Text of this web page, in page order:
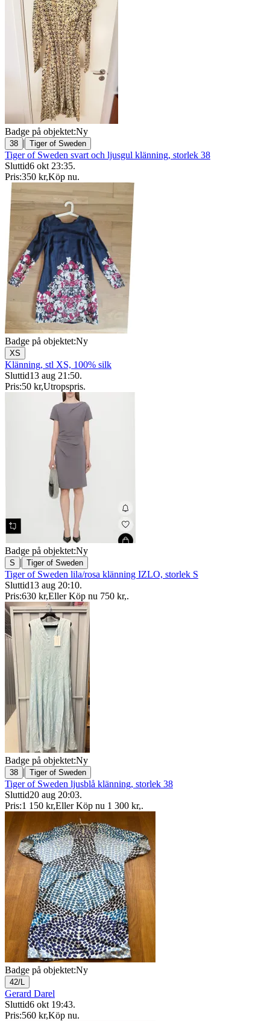
Badge på objektet:Ny
38 | Tiger of Sweden
Tiger of Sweden svart och ljusgul klänning, storlek 38
Sluttid6 okt 23:35.
Pris:350 kr,Köp nu.
Badge på objektet:Ny
XS
Klänning, stl XS, 100% silk
Sluttid13 aug 21:50.
Pris:50 kr,Utropspris.
Badge på objektet:Ny
S | Tiger of Sweden
Tiger of Sweden lila/rosa klänning IZLO, storlek S
Sluttid13 aug 20:10.
Pris:630 kr,Eller Köp nu 750 kr,.
Badge på objektet:Ny
38 | Tiger of Sweden
Tiger of Sweden ljusblå klänning, storlek 38
Sluttid20 aug 20:03.
Pris:1 150 kr,Eller Köp nu 1 300 kr,.
Badge på objektet:Ny
42/L
Gerard Darel
Sluttid6 okt 19:43.
Pris:560 kr,Köp nu.